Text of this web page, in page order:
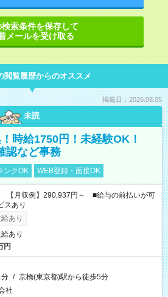
検索条件を保存して
メールを受け取る
閲覧履歴からのオススメ
掲載日：2026.08.05
未読
時給1750円！未経験OK！
認など事務
ンクOK WEB登録・面接OK
【月収例】290,937円～ ■給与の前払いが可
スあり
あり
あり
円
/ 京橋(東京都)駅から徒歩5分
社